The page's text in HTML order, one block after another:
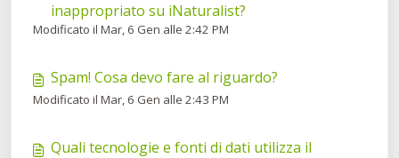
inappropriato su iNaturalist?
Modificato il Mar, 6 Gen alle 2:42 PM
Spam! Cosa devo fare al riguardo?
Modificato il Mar, 6 Gen alle 2:43 PM
Quali tecnologie e fonti di dati utilizza il